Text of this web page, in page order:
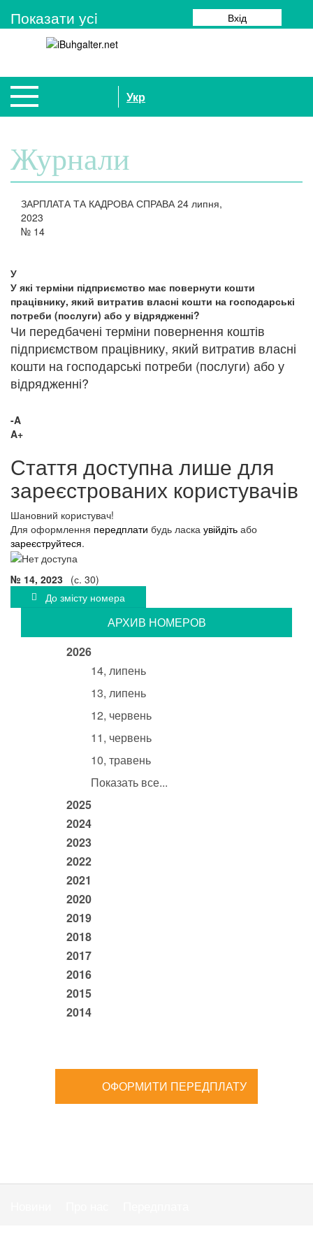
Показати усi Вхід
Укр
Журнали
ЗАРПЛАТА ТА КАДРОВА СПРАВА24 липня,
2023
№ 14
У
У які терміни підприємство має повернути кошти
працівнику, який витратив власні кошти на господарські
потреби (послуги) або у відрядженні?
Чи передбачені терміни повернення коштів
підприємством працівнику, який витратив власні
кошти на господарські потреби (послуги) або у
відрядженні?
-A
A+
Стаття доступна лише для
зареєстрованих користувачів
Шановний користувач!
Для оформлення передплати будь ласка увійдіть або
зареєструйтеся.
№ 14, 2023 (с. 30)
До змісту номера
АРХИВ НОМЕРОВ
2026
14, липень
13, липень
12, червень
11, червень
10, травень
Показать все...
2025
2024
2023
2022
2021
2020
2019
2018
2017
2016
2015
2014
ОФОРМИТИ ПЕРЕДПЛАТУ